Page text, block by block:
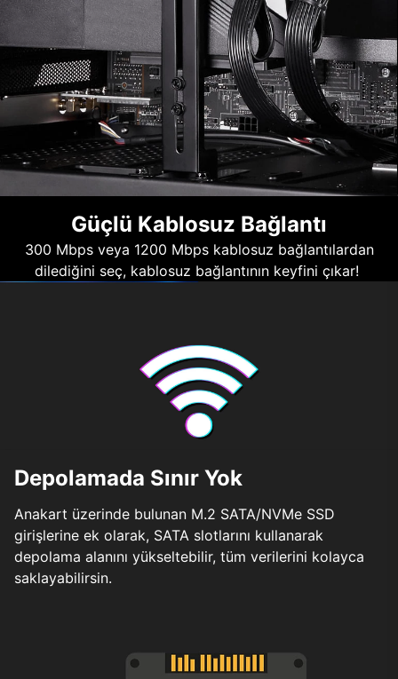
Güçlü Kablosuz Bağlantı
300 Mbps veya 1200 Mbps kablosuz bağlantılardan
dilediğini seç, kablosuz bağlantının keyfini çıkar!
Depolamada Sınır Yok
Anakart üzerinde bulunan M.2 SATA/NVMe SSD
girişlerine ek olarak, SATA slotlarını kullanarak
depolama alanını yükseltebilir, tüm verilerini kolayca
saklayabilirsin.